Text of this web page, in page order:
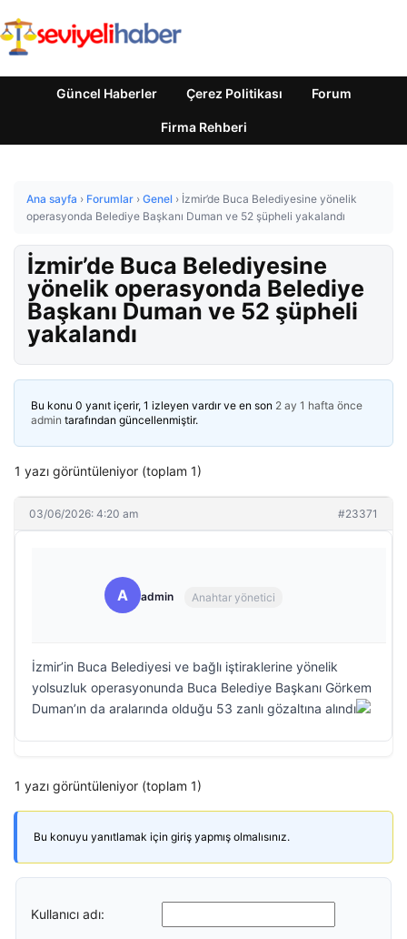
Güncel Haberler Çerez Politikası Forum
Firma Rehberi
Ana sayfa › Forumlar › Genel › İzmir’de Buca Belediyesine yönelik
operasyonda Belediye Başkanı Duman ve 52 şüpheli yakalandı
İzmir’de Buca Belediyesine
yönelik operasyonda Belediye
Başkanı Duman ve 52 şüpheli
yakalandı
Bu konu 0 yanıt içerir, 1 izleyen vardır ve en son 2 ay 1 hafta önce
admin tarafından güncellenmiştir.
1 yazı görüntüleniyor (toplam 1)
03/06/2026: 4:20 am #23371
A admin Anahtar yönetici
İzmir’in Buca Belediyesi ve bağlı iştiraklerine yönelik
yolsuzluk operasyonunda Buca Belediye Başkanı Görkem
Duman’ın da aralarında olduğu 53 zanlı gözaltına alındı
1 yazı görüntüleniyor (toplam 1)
Bu konuyu yanıtlamak için giriş yapmış olmalısınız.
Kullanıcı adı: